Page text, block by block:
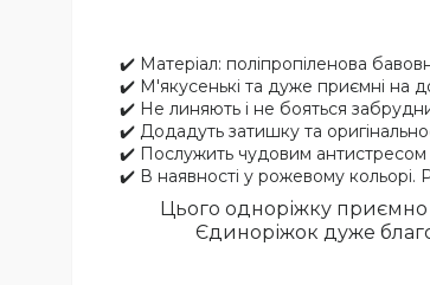
✔️ Матеріал: поліпропіленова
✔️ М'якусенькі та дуже приємні на
✔️ Не линяють і не бояться
✔️ Додадуть затишку та
✔️ Послужить чудовим антистресом
✔️ В наявності у рожевому кольорі.
Цього одноріжку приємно
Єдиноріжок дуже